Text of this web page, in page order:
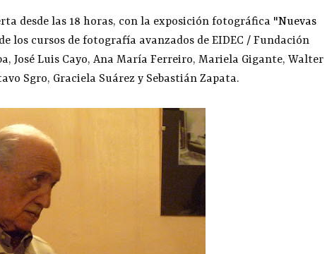
desde las 18 horas, con la exposición fotográfica "Nuevas
los cursos de fotografía avanzados de EIDEC / Fundación
José Luis Cayo, Ana María Ferreiro, Mariela Gigante, Walter
Sgro, Graciela Suárez y Sebastián Zapata.